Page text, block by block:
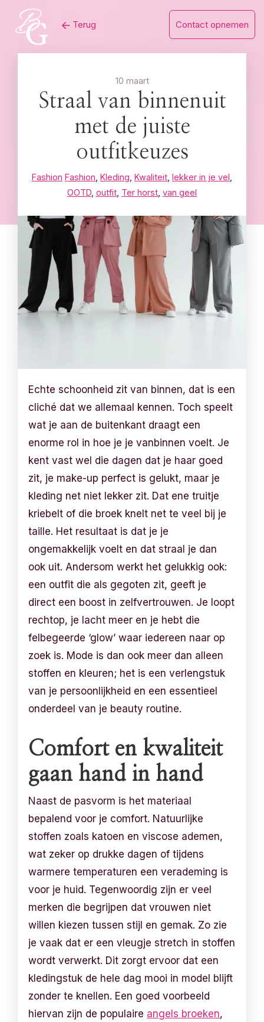
content
Terug Contact opnemen
10 maart
Straal van binnenuit
met de juiste
outfitkeuzes
Fashion Fashion Kleding Kwaliteit lekker in je vel
OOTD outfit Ter horst van geel
Echte schoonheid zit van binnen, dat is een
cliché dat we allemaal kennen. Toch speelt
wat je aan de buitenkant draagt een
enorme rol in hoe je je vanbinnen voelt. Je
kent vast wel die dagen dat je haar goed
zit, je make-up perfect is gelukt, maar je
kleding net niet lekker zit. Dat ene truitje
kriebelt of die broek knelt net te veel bij je
taille. Het resultaat is dat je je
ongemakkelijk voelt en dat straal je dan
ook uit. Andersom werkt het gelukkig ook:
een outfit die als gegoten zit, geeft je
direct een boost in zelfvertrouwen. Je loopt
rechtop, je lacht meer en je hebt die
felbegeerde ‘glow’ waar iedereen naar op
zoek is. Mode is dan ook meer dan alleen
stoffen en kleuren; het is een verlengstuk
van je persoonlijkheid en een essentieel
onderdeel van je beauty routine.
Comfort en kwaliteit
gaan hand in hand
Naast de pasvorm is het materiaal
bepalend voor je comfort. Natuurlijke
stoffen zoals katoen en viscose ademen,
wat zeker op drukke dagen of tijdens
warmere temperaturen een verademing is
voor je huid. Tegenwoordig zijn er veel
merken die begrijpen dat vrouwen niet
willen kiezen tussen stijl en gemak. Zo zie
je vaak dat er een vleugje stretch in stoffen
wordt verwerkt. Dit zorgt ervoor dat een
kledingstuk de hele dag mooi in model blijft
zonder te knellen. Een goed voorbeeld
hiervan zijn de populaire angels broeken,